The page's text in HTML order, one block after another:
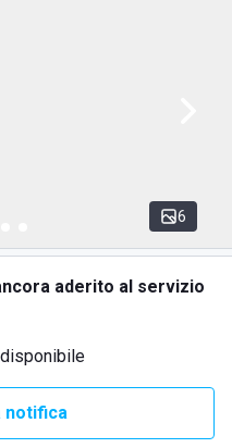
6
aderito al servizio
notifica